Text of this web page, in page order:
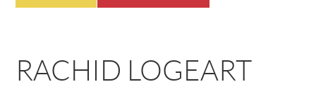
N
P
RACHID LOGEART